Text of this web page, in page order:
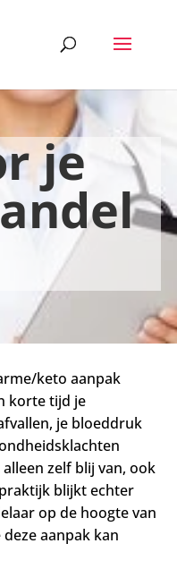
je
keto aanpak
korte tijd je
je bloeddruk
zelf blij van, ook
blijkt echter
op de hoogte van
aanpak kan